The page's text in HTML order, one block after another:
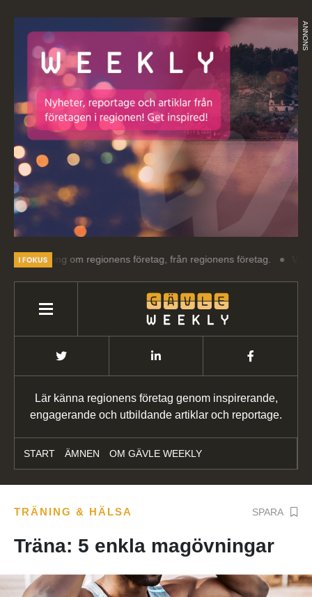
ANNONS
om regionens företag, från regionens företag. Välkommen
Lär känna regionens företag genom inspirerande,
engagerande och utbildande artiklar och reportage.
START ÄMNEN OM GÄVLE WEEKLY
TRÄNING & HÄLSA SPARA
Träna: 5 enkla magövningar